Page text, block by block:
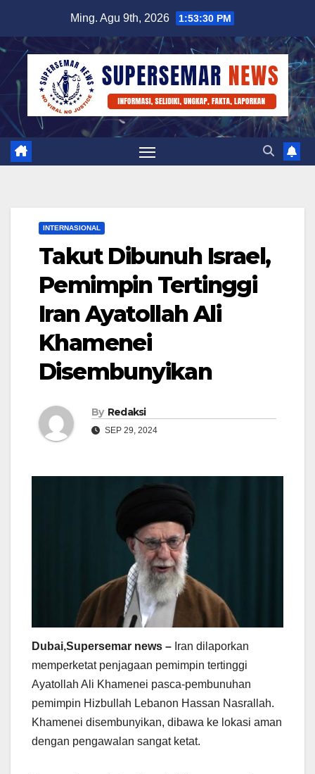
content
Ming. Agu 9th, 2026 1:53:30 PM
INTERNASIONAL
Takut Dibunuh Israel,
Pemimpin Tertinggi
Iran Ayatollah Ali
Khamenei
Disembunyikan
By Redaksi
SEP 29, 2024
Dubai,Supersemar news – Iran dilaporkan
memperketat penjagaan pemimpin tertinggi
Ayatollah Ali Khamenei pasca-pembunuhan
pemimpin Hizbullah Lebanon Hassan Nasrallah.
Khamenei disembunyikan, dibawa ke lokasi aman
dengan pengawalan sangat ketat.